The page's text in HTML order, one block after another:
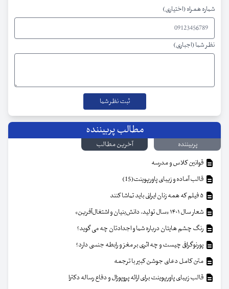
شماره همراه (اختیاری)
نظر شما (اجباری)
مطالب پربیننده
پربیننده
آخرین مطالب
قوانین کلاس و مدرسه
قالب آماده و زیبای پاورپوینت(15)
شعار سال ۱۴۰۱ «سال تولید، دانش‌بنیان و اشتغال‌آفرین»
رنگ چشم هایتان درباره شما و اجدادتان چه می گوید؟
پورنوگرافی چیست و چه اثری بر مغز و رابطه جنسی دارد؟
متن کامل دعای جوشن کبیر با ترجمه
قالب زیبای پاورپوینت برای ارائه پروپوزال و دفاع رساله دکترا